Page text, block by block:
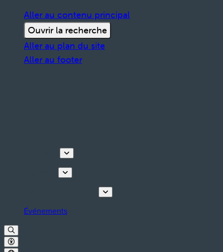
Aller au contenu principal
Ouvrir la recherche
Aller au plan du site
Aller au footer
Événements